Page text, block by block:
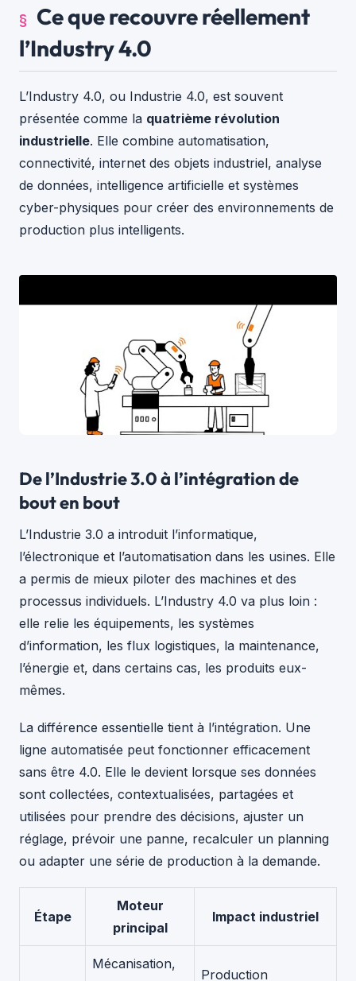
Ce que recouvre réellement
l’Industry 4.0
L’Industry 4.0, ou Industrie 4.0, est souvent
présentée comme la quatrième révolution
industrielle. Elle combine automatisation,
connectivité, internet des objets industriel, analyse
de données, intelligence artificielle et systèmes
cyber-physiques pour créer des environnements de
production plus intelligents.
De l’Industrie 3.0 à l’intégration de
bout en bout
L’Industrie 3.0 a introduit l’informatique,
l’électronique et l’automatisation dans les usines. Elle
a permis de mieux piloter des machines et des
processus individuels. L’Industry 4.0 va plus loin :
elle relie les équipements, les systèmes
d’information, les flux logistiques, la maintenance,
l’énergie et, dans certains cas, les produits eux-
mêmes.
La différence essentielle tient à l’intégration. Une
ligne automatisée peut fonctionner efficacement
sans être 4.0. Elle le devient lorsque ses données
sont collectées, contextualisées, partagées et
utilisées pour prendre des décisions, ajuster un
réglage, prévoir une panne, recalculer un planning
ou adapter une série de production à la demande.
Étape
Moteur
principal
Impact industriel
Mécanisation,
Production